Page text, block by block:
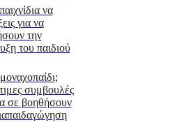
να
για να
την
του παιδιού
συμβουλές
σε βοηθήσουν